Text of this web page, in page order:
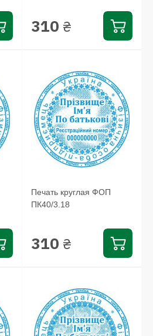
310 ₴
Печать круглая ФОП
ПК40/3.18
310 ₴